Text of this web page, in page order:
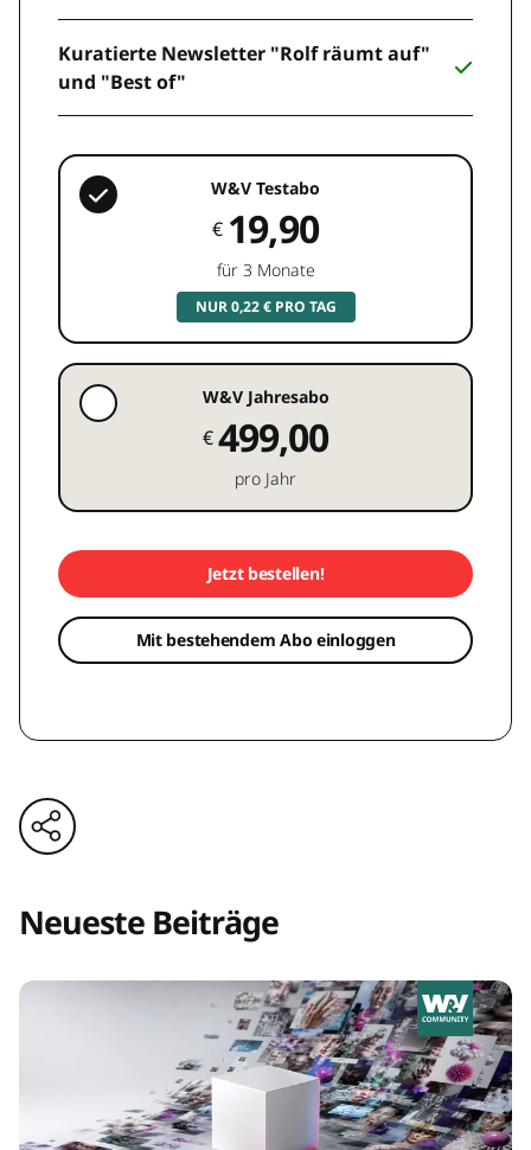
Kuratierte Newsletter "Rolf räumt auf"
und "Best of"
W&V Testabo
€ 19,90
für 3 Monate
NUR 0,22 € PRO TAG
W&V Jahresabo
€499,00
pro Jahr
Jetzt bestellen!
Mit bestehendem Abo einloggen
Neueste Beiträge